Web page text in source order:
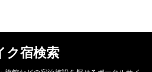
ク宿検索